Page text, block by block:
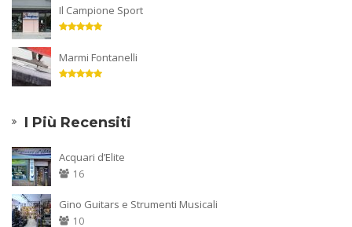
Il Campione Sport
Marmi Fontanelli
I Più Recensiti
Acquari d’Elite
16
Gino Guitars e Strumenti Musicali
10